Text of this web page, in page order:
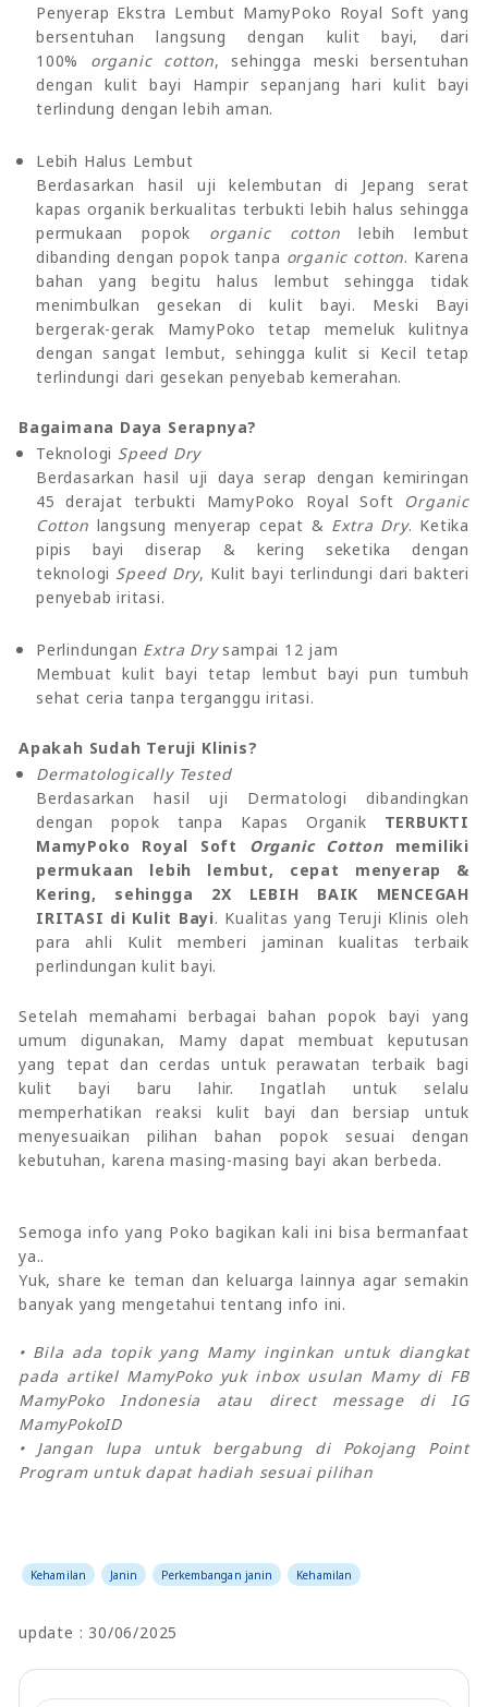
Penyerap Ekstra Lembut MamyPoko Royal Soft yang
bersentuhan langsung dengan kulit bayi, dari
100% organic cotton, sehingga meski bersentuhan
dengan kulit bayi Hampir sepanjang hari kulit bayi
terlindung dengan lebih aman.
Lebih Halus Lembut
Berdasarkan hasil uji kelembutan di Jepang serat
kapas organik berkualitas terbukti lebih halus sehingga
permukaan popok organic cotton lebih lembut
dibanding dengan popok tanpa organic cotton. Karena
bahan yang begitu halus lembut sehingga tidak
menimbulkan gesekan di kulit bayi. Meski Bayi
bergerak-gerak MamyPoko tetap memeluk kulitnya
dengan sangat lembut, sehingga kulit si Kecil tetap
terlindungi dari gesekan penyebab kemerahan.
Bagaimana Daya Serapnya?
Teknologi Speed Dry
Berdasarkan hasil uji daya serap dengan kemiringan
45 derajat terbukti MamyPoko Royal Soft Organic
Cotton langsung menyerap cepat & Extra Dry. Ketika
pipis bayi diserap & kering seketika dengan
teknologi Speed Dry, Kulit bayi terlindungi dari bakteri
penyebab iritasi.
Perlindungan Extra Drysampai 12 jam
Membuat kulit bayi tetap lembut bayi pun tumbuh
sehat ceria tanpa terganggu iritasi.
Apakah Sudah Teruji Klinis?
Dermatologically Tested
Berdasarkan hasil uji Dermatologi dibandingkan
dengan popok tanpa Kapas Organik TERBUKTI
MamyPoko Royal Soft Organic Cottonmemiliki
permukaan lebih lembut, cepat menyerap &
Kering, sehingga 2X LEBIH BAIK MENCEGAH
IRITASI di Kulit Bayi. Kualitas yang Teruji Klinis oleh
para ahli Kulit memberi jaminan kualitas terbaik
perlindungan kulit bayi.
Setelah memahami berbagai bahan popok bayi yang
umum digunakan, Mamy dapat membuat keputusan
yang tepat dan cerdas untuk perawatan terbaik bagi
kulit bayi baru lahir. Ingatlah untuk selalu
memperhatikan reaksi kulit bayi dan bersiap untuk
menyesuaikan pilihan bahan popok sesuai dengan
kebutuhan, karena masing-masing bayi akan berbeda.
Semoga info yang Poko bagikan kali ini bisa bermanfaat
ya..
Yuk, share ke teman dan keluarga lainnya agar semakin
banyak yang mengetahui tentang info ini.
• Bila ada topik yang Mamy inginkan untuk diangkat
pada artikel MamyPoko yuk inbox usulan Mamy di FB
MamyPoko Indonesia atau direct message di IG
MamyPokoID
• Jangan lupa untuk bergabung di Pokojang Point
Program untuk dapat hadiah sesuai pilihan
Kehamilan Janin Perkembangan janin Kehamilan
update : 30/06/2025